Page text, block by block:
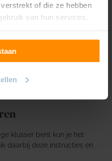
of die ze hebben
van hun services.
1%
klusser bent kun je het
daarbij deze instructies en